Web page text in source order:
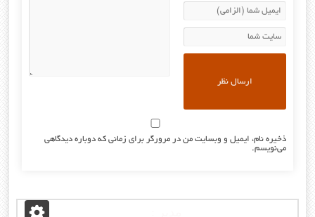
ذخیره نام، ایمیل و وبسایت من در مرورگر برای زمانی که دوباره دیدگاهی
می‌نویسم.